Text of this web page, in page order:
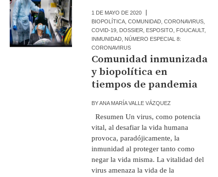
1 DE MAYO DE 2020
BIOPOLÍTICA ,COMUNIDAD ,CORONAVIRUS
COVID-19 DOSSIER ESPOSITO FOUCAULT,
INMUNIDAD NÚMERO ESPECIAL 8:
CORONAVIRUS
Comunidad inmunizada
y biopolítica en
tiempos de pandemia
BYANA MARÍA VALLE VÁZQUEZ
Resumen Un virus, como potencia
vital, al desafiar la vida humana
provoca, paradójicamente, la
inmunidad al proteger tanto como
negar la vida misma. La vitalidad del
virus amenaza la vida de la